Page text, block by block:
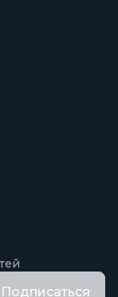
Подписаться